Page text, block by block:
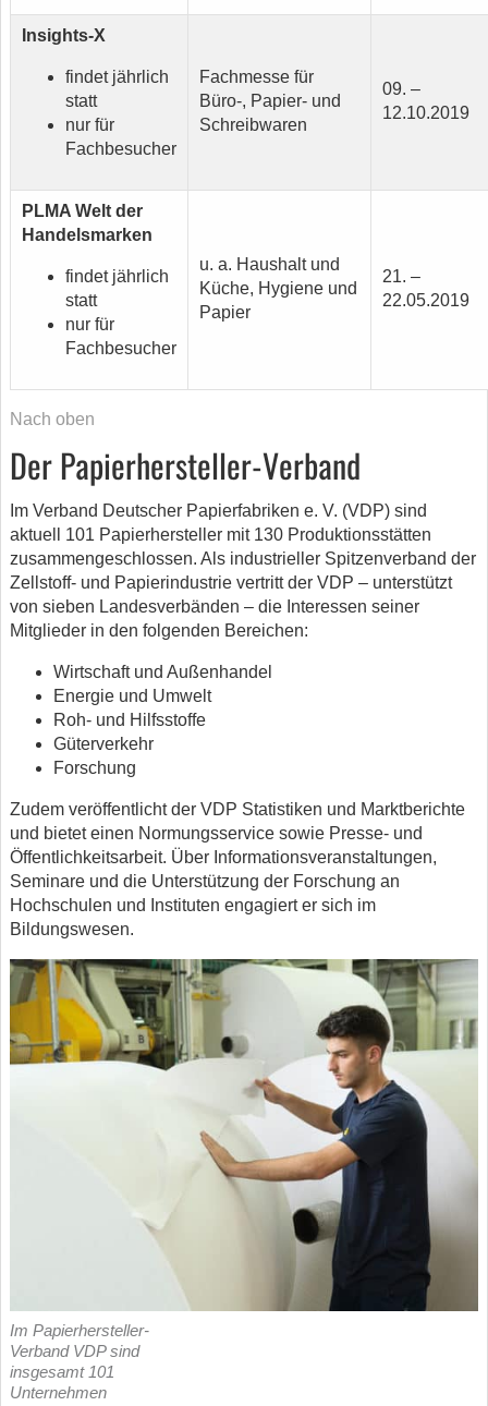
Insights-X
findet jährlich
statt
nur für
Fachbesucher
Fachmesse für
Büro-, Papier- und
Schreibwaren
09. –
12.10.2019
PLMA Welt der
Handelsmarken
findet jährlich
statt
nur für
Fachbesucher
u. a. Haushalt und
Küche, Hygiene und
Papier
21. –
22.05.2019
Nach oben
Der Papierhersteller-Verband
Im Verband Deutscher Papierfabriken e. V. (VDP) sind
aktuell 101 Papierhersteller mit 130 Produktionsstätten
zusammengeschlossen. Als industrieller Spitzenverband der
Zellstoff- und Papierindustrie vertritt der VDP – unterstützt
von sieben Landesverbänden – die Interessen seiner
Mitglieder in den folgenden Bereichen:
Wirtschaft und Außenhandel
Energie und Umwelt
Roh- und Hilfsstoffe
Güterverkehr
Forschung
Zudem veröffentlicht der VDP Statistiken und Marktberichte
und bietet einen Normungsservice sowie Presse- und
Öffentlichkeitsarbeit. Über Informationsveranstaltungen,
Seminare und die Unterstützung der Forschung an
Hochschulen und Instituten engagiert er sich im
Bildungswesen.
Im Papierhersteller-
Verband VDP sind
insgesamt 101
Unternehmen